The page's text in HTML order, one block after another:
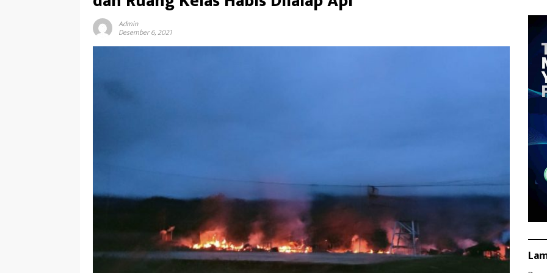
Admin
Desember 6, 2021